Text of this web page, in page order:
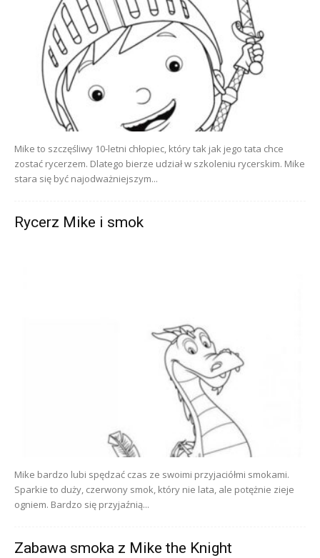
Mike to szczęśliwy 10-letni chłopiec, który tak jak jego tata chce
zostać rycerzem. Dlatego bierze udział w szkoleniu rycerskim. Mike
stara się być najodważniejszym...
Rycerz Mike i smok
Mike bardzo lubi spędzać czas ze swoimi przyjaciółmi smokami.
Sparkie to duży, czerwony smok, który nie lata, ale potężnie zieje
ogniem. Bardzo się przyjaźnią...
Zabawa smoka z Mike the Knight